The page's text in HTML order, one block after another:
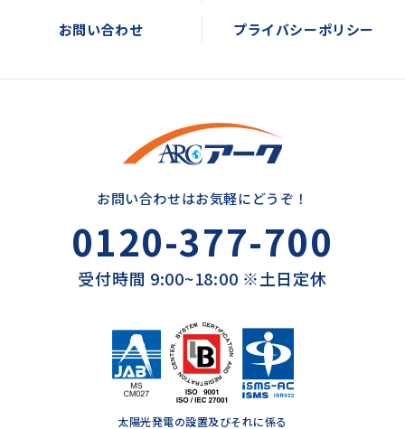
お問い合わせ プライバシーポリシー
お問い合わせはお気軽にどうぞ！
0120-377-700
受付時間 9:00~18:00 ※土日定休
太陽光発電の設置及びそれに係る